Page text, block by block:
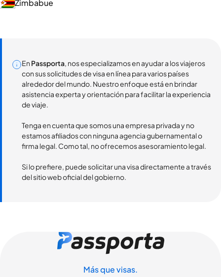
Zimbabue
En Passporta, nos especializamos en ayudar a los viajeros
con sus solicitudes de visa en línea para varios países
alrededor del mundo. Nuestro enfoque está en brindar
asistencia experta y orientación para facilitar la experiencia
de viaje.
Tenga en cuenta que somos una empresa privada y no
estamos afiliados con ninguna agencia gubernamental o
firma legal. Como tal, no ofrecemos asesoramiento legal.
Si lo prefiere, puede solicitar una visa directamente a través
del sitio web oficial del gobierno.
Más que visas.